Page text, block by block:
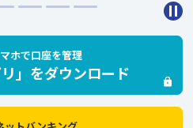
ホで口座を管理
リ」をダウンロード